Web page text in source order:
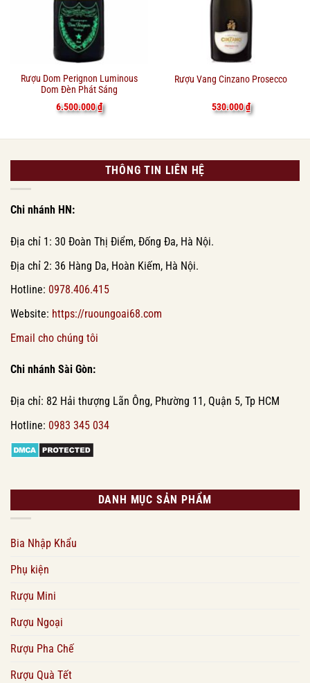
Rượu Dom Perignon Luminous
Dom Đèn Phát Sáng
6.500.000₫
Rượu Vang Cinzano Prosecco
530.000₫
THÔNG TIN LIÊN HỆ
Chi nhánh HN:
Địa chỉ 1: 30 Đoàn Thị Điểm, Đống Đa, Hà Nội.
Địa chỉ 2: 36 Hàng Da, Hoàn Kiếm, Hà Nội.
Hotline: 0978.406.415
Website: https://ruoungoai68.com
Email cho chúng tôi
Chi nhánh Sài Gòn:
Địa chỉ: 82 Hải thượng Lãn Ông, Phường 11, Quận 5, Tp HCM
Hotline: 0983 345 034
DANH MỤC SẢN PHẨM
Bia Nhập Khẩu
Phụ kiện
Rượu Mini
Rượu Ngoại
Rượu Pha Chế
Rượu Quà Tết